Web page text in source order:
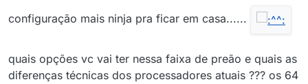
configuração mais ninja pra ficar em casa......
quais opções vc vai ter nessa faixa de preão e quais as
diferenças técnicas dos processadores atuais ??? os 64